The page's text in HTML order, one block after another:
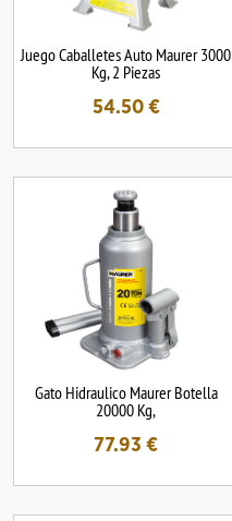
Juego Caballetes Auto Maurer 3000
Kg, 2 Piezas
54.50€
Gato Hidraulico Maurer Botella
20000 Kg,
77.93 €